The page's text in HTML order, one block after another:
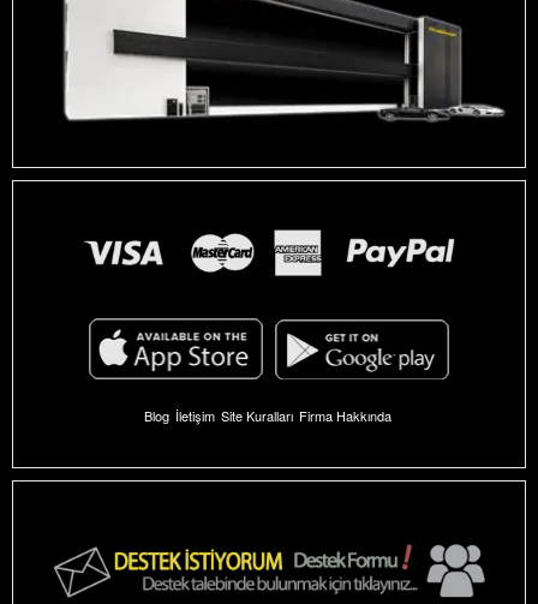
Blog İletişim Site Kuralları Firma Hakkında